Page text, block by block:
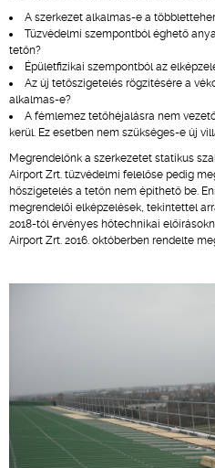
A szerkezet alkalmas-e a
Tűzvédelmi szempontból éghető
tetőn?
Épületfizikai szempontból az
Az új tetőszigetelés rögzítésére a
alkalmas-e?
A fémlemez tetőhéjalásra nem
kerül. Ez esetben nem szükséges-e új
Megrendelőnk a szerkezetet statikus
Airport Zrt. tűzvédelmi felelőse pedig
hőszigetelés a tetőn nem építhető be.
megrendelői elképzelések, tekintettel
2018-tól érvényes hőtechnikai
Airport Zrt. 2016. októberben rendelte